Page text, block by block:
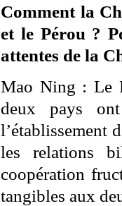
Comment la
et le Pérou ?
attentes de la
Mao Ning : Le
deux pays
l’établissement
les relations
coopération
tangibles aux